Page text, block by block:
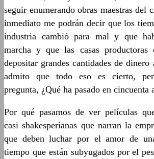
seguir enumerando obras maestras del
inmediato me podrán decir que los
industria cambió para mal y que
marcha y que las casas productoras
depositar grandes cantidades de
admito que todo eso es cierto,
pregunta, ¿Qué ha pasado en cincuenta
Por qué pasamos de ver películas
casi shakesperianas que narran la
que deben luchar por el amor de
tiempo que están subyugados por el